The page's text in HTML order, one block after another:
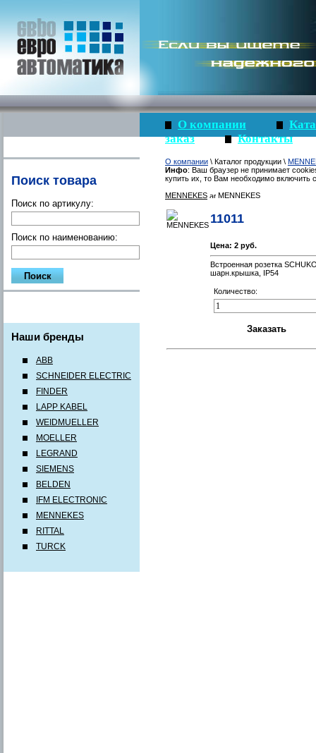
Поиск товара
Поиск по артикулу:
Поиск по наименованию:
Наши бренды
ABB
SCHNEIDER ELECTRIC
FINDER
LAPP KABEL
WEIDMUELLER
MOELLER
LEGRAND
SIEMENS
BELDEN
IFM ELECTRONIC
MENNEKES
RITTAL
TURCK
О компании
заказ
Контакты
О компании \ Каталог продукции \
Инфо: Ваш браузер не принимает
купить их, то Вам необходимо включить
MENNEKES
MENNEKES
11011
Цена: 2 руб.
Встроенная розетка
шарн.крышка, IP54
Количество: